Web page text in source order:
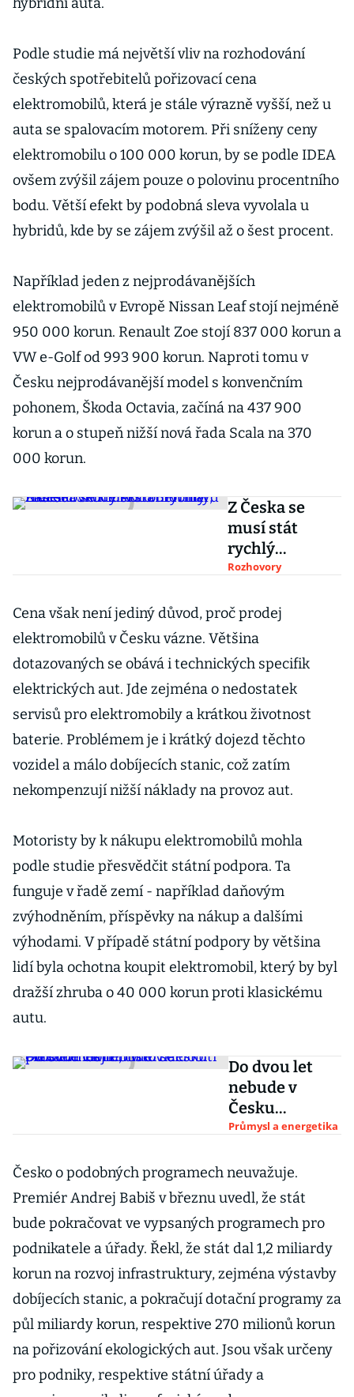
Podle studie má největší vliv na rozhodování
českých spotřebitelů pořizovací cena
elektromobilů, která je stále výrazně vyšší, než u
auta se spalovacím motorem. Při sníženy ceny
elektromobilu o 100 000 korun, by se podle IDEA
ovšem zvýšil zájem pouze o polovinu procentního
bodu. Větší efekt by podobná sleva vyvolala u
hybridů, kde by se zájem zvýšil až o šest procent.
Například jeden z nejprodávanějších
elektromobilů v Evropě Nissan Leaf stojí nejméně
950 000 korun. Renault Zoe stojí 837 000 korun a
VW e-Golf od 993 900 korun. Naproti tomu v
Česku nejprodávanější model s konvenčním
pohonem, Škoda Octavia, začíná na 437 900
korun a o stupeň nižší nová řada Scala na 370
000 korun.
Z Česka se
musí stát
rychlý
následovník
y, říká šéf
Škody Auto
Maier
Rozhovory
Cena však není jediný důvod, proč prodej
elektromobilů v Česku vázne. Většina
dotazovaných se obává i technických specifik
elektrických aut. Jde zejména o nedostatek
servisů pro elektromobily a krátkou životnost
baterie. Problémem je i krátký dojezd těchto
vozidel a málo dobíjecích stanic, což zatím
nekompenzují nižší náklady na provoz aut.
Motoristy by k nákupu elektromobilů mohla
podle studie přesvědčit státní podpora. Ta
funguje v řadě zemí - například daňovým
zvýhodněním, příspěvky na nákup a dalšími
výhodami. V případě státní podpory by většina
lidí byla ochotna koupit elektromobil, který by byl
dražší zhruba o 40 000 korun proti klasickému
autu.
Do dvou let
nebude v
Česku
problém najít
elektromobilu,
tvrdí šéf
Porsche ČR
Průmysl a energetika
Česko o podobných programech neuvažuje.
Premiér Andrej Babiš v březnu uvedl, že stát
bude pokračovat ve vypsaných programech pro
podnikatele a úřady. Řekl, že stát dal 1,2 miliardy
korun na rozvoj infrastruktury, zejména výstavby
dobíjecích stanic, a pokračují dotační programy za
půl miliardy korun, respektive 270 milionů korun
na pořizování ekologických aut. Jsou však určeny
pro podniky, respektive státní úřady a